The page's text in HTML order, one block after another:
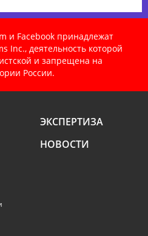
Facebook принадлежат
Inc., деятельность которой
и запрещена на
России.
ЭКСПЕРТИЗА
НОВОСТИ